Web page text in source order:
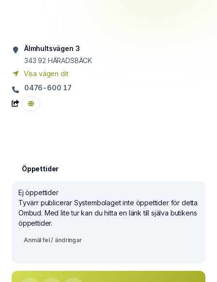
Älmhultsvägen 3
343 92 HÄRADSBÄCK
Visa vägen dit
0476-600 17
Öppettider
Ej öppettider
Tyvärr publicerar Systembolaget inte öppettider för detta
Ombud. Med lite tur kan du hitta en länk till själva butikens
öppettider.
Anmäl fel / ändringar